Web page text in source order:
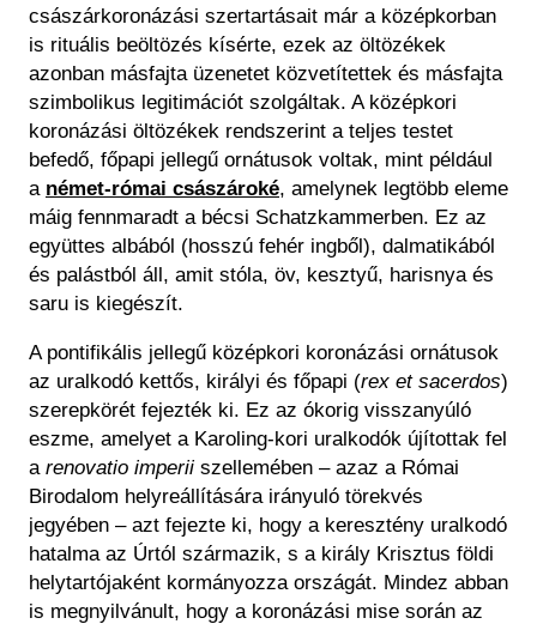
császárkoronázási szertartásait már a középkorban
is rituális beöltözés kísérte, ezek az öltözékek
azonban másfajta üzenetet közvetítettek és másfajta
szimbolikus legitimációt szolgáltak. A középkori
koronázási öltözékek rendszerint a teljes testet
befedő, főpapi jellegű ornátusok voltak, mint például
a német-római császároké, amelynek legtöbb eleme
máig fennmaradt a bécsi Schatzkammerben. Ez az
együttes albából (hosszú fehér ingből), dalmatikából
és palástból áll, amit stóla, öv, kesztyű, harisnya és
saru is kiegészít.
A pontifikális jellegű középkori koronázási ornátusok
az uralkodó kettős, királyi és főpapi (rex et sacerdos)
szerepkörét fejezték ki. Ez az ókorig visszanyúló
eszme, amelyet a Karoling-kori uralkodók újítottak fel
a renovatio imperii szellemében – azaz a Római
Birodalom helyreállítására irányuló törekvés
jegyében – azt fejezte ki, hogy a keresztény uralkodó
hatalma az Úrtól származik, s a király Krisztus földi
helytartójaként kormányozza országát. Mindez abban
is megnyilvánult, hogy a koronázási mise során az